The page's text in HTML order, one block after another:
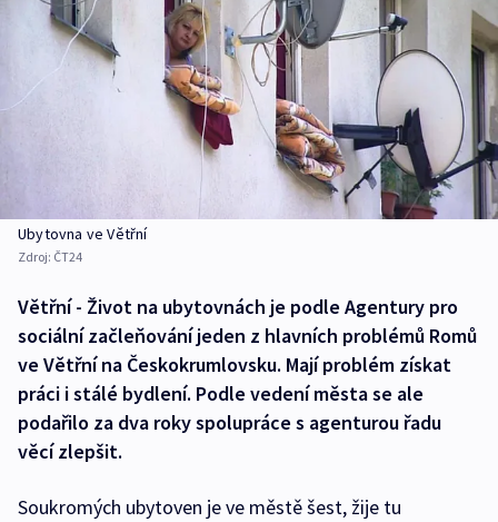
Ubytovna ve Větřní
Zdroj: ČT24
Větřní - Život na ubytovnách je podle Agentury pro
sociální začleňování jeden z hlavních problémů Romů
ve Větřní na Českokrumlovsku. Mají problém získat
práci i stálé bydlení. Podle vedení města se ale
podařilo za dva roky spolupráce s agenturou řadu
věcí zlepšit.
Soukromých ubytoven je ve městě šest, žije tu